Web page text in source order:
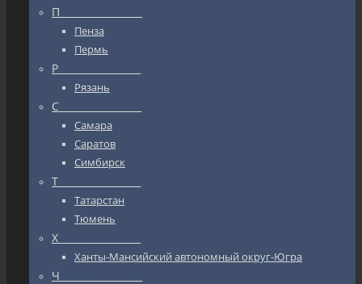
П_________________
Пенза
Пермь
Р_________________
Рязань
С_________________
Самара
Саратов
Симбирск
Т_________________
Татарстан
Тюмень
Х_________________
Ханты-Мансийский автономный округ-Югра
Ч_________________